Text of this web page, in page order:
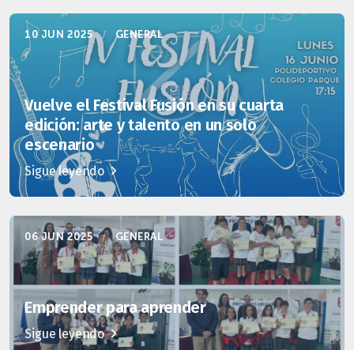
10 JUN 2025 / GENERAL
Vuelve el Festival Fusión en su cuarta
edición: arte y talento en un solo
escenario
Sigue leyendo
06 JUN 2025 / GENERAL
Emprender para aprender
Sigue leyendo